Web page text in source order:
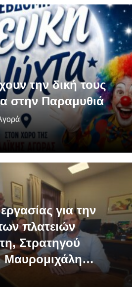
την δική τους
στην Παραμυθιά
για την
πλατειών
Στρατηγού
Μαυρομιχάλη…